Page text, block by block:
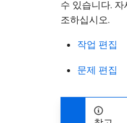
수 있습니다.
조하십시오.
작업 편집
문제 편집